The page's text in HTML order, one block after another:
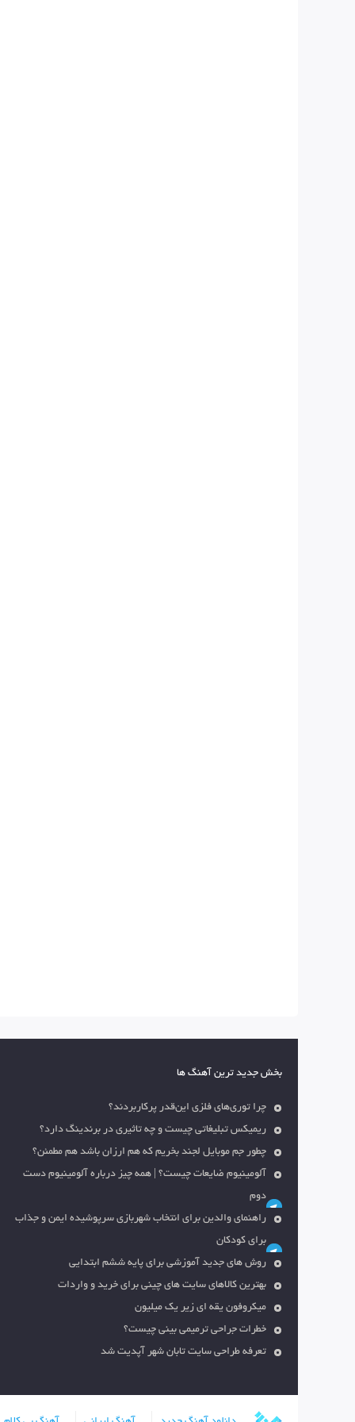
بخش جدید ترین آهنگ ها
چرا توری‌های فلزی این‌قدر پرکاربردند؟
ریمیکس تبلیغاتی چیست و چه تاثیری در برندینگ دارد؟
چطور جم موبایل لجند بخریم که هم ارزان باشد هم مطمئن؟
آلومینیوم ضایعات چیست؟ | همه چیز درباره آلومینیوم دست
دوم
راهنمای والدین برای انتخاب شهربازی سرپوشیده ایمن و جذاب
برای کودکان
روش های جدید آموزشی برای پایه ششم ابتدایی
بهترین کالاهای سایت های چینی برای خرید و واردات
میکروفون یقه ای زیر یک میلیون
خطرات جراحی ترمیمی بینی چیست؟
تعرفه طراحی سایت تابان شهر آپدیت شد